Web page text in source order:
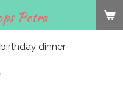
Petra
dinner